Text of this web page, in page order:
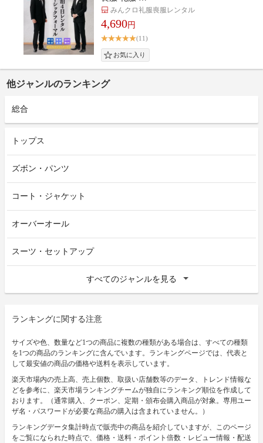
みんクロ礼服喪服レンタル
4,690円
(11)
他ジャンルのランキング
総合
トップス
ズボン・パンツ
コート・ジャケット
オーバーオール
スーツ・セットアップ
すべてのジャンルを見る
ランキングに関する注意
サイズや色、数量など1つの商品に複数の種類がある場合は、すべての種類
を1つの商品のランキングに含んでいます。ランキングページでは、代表と
して最安値の商品の価格や送料を表示しています。
楽天市場内の売上高、売上個数、取扱い店舗数等のデータ、トレンド情報な
どを参考に、楽天市場ランキングチームが独自にランキング順位を作成して
おります。（通常購入、クーポン、定期・頒布会購入商品が対象。専用ユー
ザ名・パスワードが必要な商品の購入は含まれていません。）
ランキングデータ集計時点で販売中の商品を紹介していますが、このページ
をご覧になられた時点で、価格・送料・ポイント倍数・レビュー情報・配送